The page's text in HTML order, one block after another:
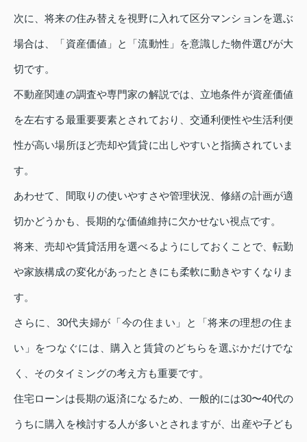
次に、将来の住み替えを視野に入れて区分マンションを選ぶ
場合は、「資産価値」と「流動性」を意識した物件選びが大
切です。
不動産関連の調査や専門家の解説では、立地条件が資産価値
を左右する最重要要素とされており、交通利便性や生活利便
性が高い場所ほど売却や賃貸に出しやすいと指摘されていま
す。
あわせて、間取りの使いやすさや管理状況、修繕の計画が適
切かどうかも、長期的な価値維持に欠かせない視点です。
将来、売却や賃貸活用を選べるようにしておくことで、転勤
や家族構成の変化があったときにも柔軟に動きやすくなりま
す。
さらに、30代夫婦が「今の住まい」と「将来の理想の住ま
い」をつなぐには、購入と賃貸のどちらを選ぶかだけでな
く、そのタイミングの考え方も重要です。
住宅ローンは長期の返済になるため、一般的には30〜40代の
うちに購入を検討する人が多いとされますが、出産や子ども